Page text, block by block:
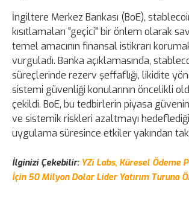
İngiltere Merkez Bankası (BoE),
kısıtlamaları "geçici" bir önlem olarak
temel amacının finansal istikrarı
vurguladı. Banka açıklamasında,
süreçlerinde rezerv şeffaflığı, likidite
sistemi güvenliği konularının öncelikli
çekildi. BoE, bu tedbirlerin piyasa
ve sistemik riskleri azaltmayı
uygulama süresince etkiler yakından
İlginizi Çekebilir: YZi Labs, Küresel Ödeme
İçin 50 Milyon Dolar Lider Yatırım Turuna